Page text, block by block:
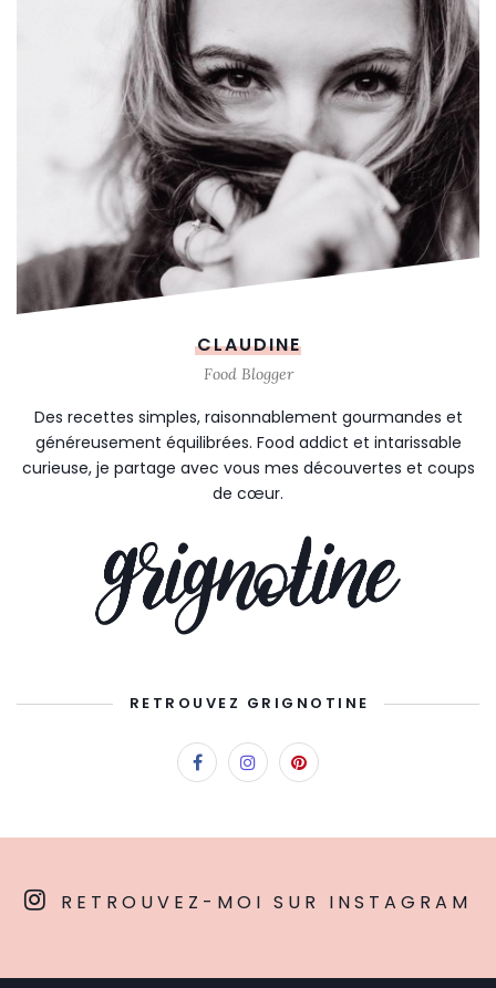
CLAUDINE
Food Blogger
Des recettes simples, raisonnablement gourmandes et
généreusement équilibrées. Food addict et intarissable
curieuse, je partage avec vous mes découvertes et coups
de cœur.
RETROUVEZ GRIGNOTINE
RETROUVEZ-MOI SUR INSTAGRAM